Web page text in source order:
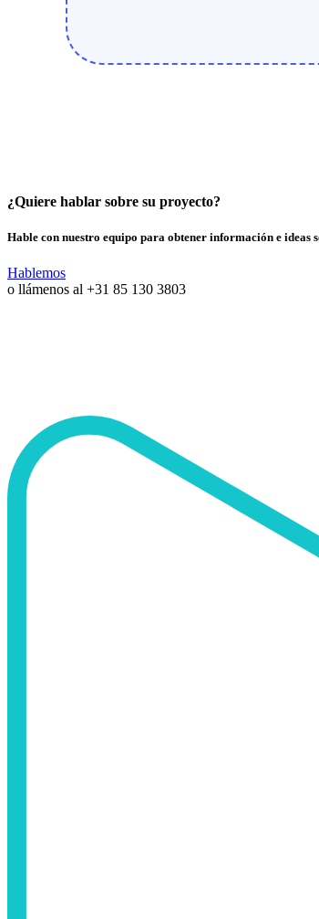
¿Quiere hablar sobre su proyecto?
Hable con nuestro equipo para obtener información e ideas
Hablemos
o llámenos al +31 85 130 3803